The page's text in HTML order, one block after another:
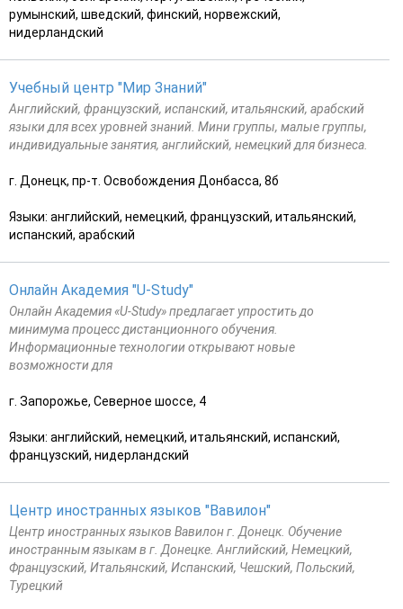
румынский, шведский, финский, норвежский,
нидерландский
Учебный центр "Мир Знаний"
Английский, французский, испанский, итальянский, арабский
языки для всех уровней знаний. Мини группы, малые группы,
индивидуальные занятия, английский, немецкий для бизнеса.
г. Донецк, пр-т. Освобождения Донбасса, 8б
Языки: английский, немецкий, французский, итальянский,
испанский, арабский
Онлайн Академия "U-Study"
Онлайн Академия «U-Study» предлагает упростить до
минимума процесс дистанционного обучения.
Информационные технологии открывают новые
возможности для
г. Запорожье, Северное шоссе, 4
Языки: английский, немецкий, итальянский, испанский,
французский, нидерландский
Центр иностранных языков "Вавилон"
Центр иностранных языков Вавилон г. Донецк. Обучение
иностранным языкам в г. Донецке. Английский, Немецкий,
Французский, Итальянский, Испанский, Чешский, Польский,
Турецкий